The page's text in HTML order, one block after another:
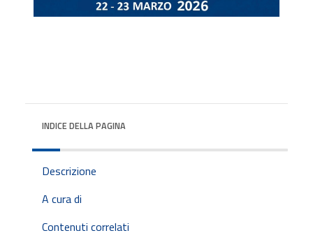
INDICE DELLA PAGINA
Descrizione
A cura di
Contenuti correlati